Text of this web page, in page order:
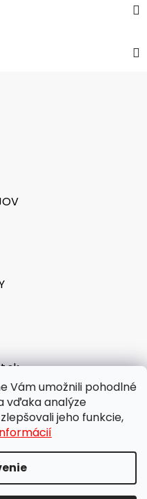
Vám umožnili pohodlné
vďaka analýze
jeho funkcie,